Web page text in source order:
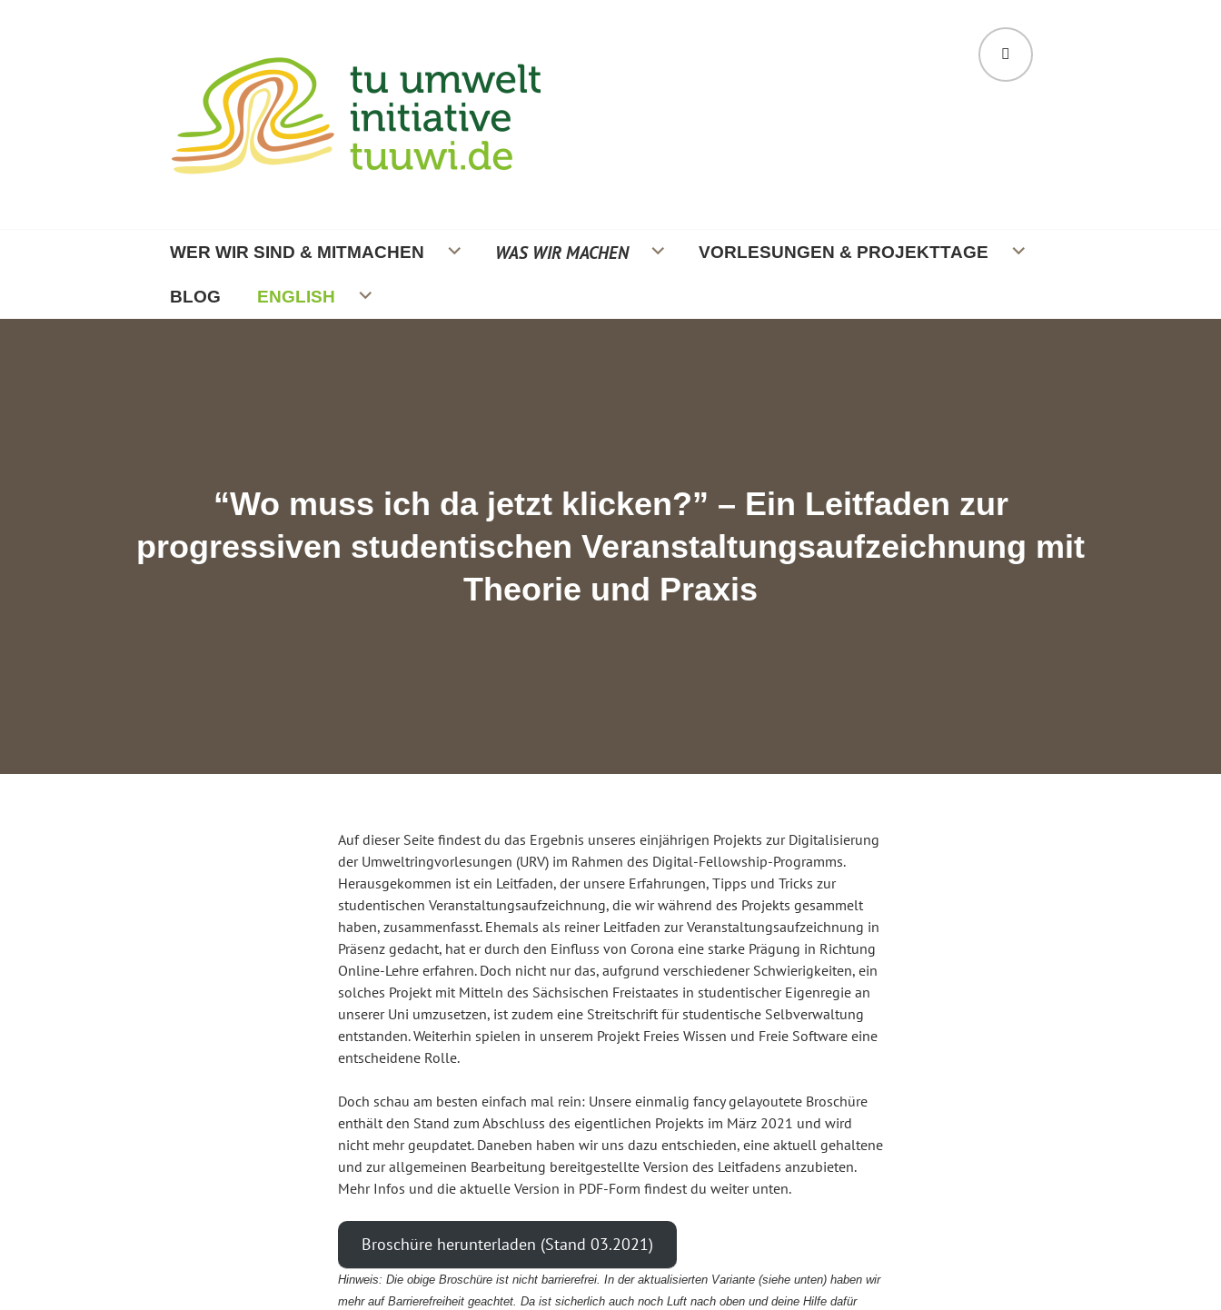
SUCHE
WER WIR SIND & MITMACHEN WAS WIR MACHEN VORLESUNGEN & PROJEKTTAGE
BLOG ENGLISH
“Wo muss ich da jetzt klicken?” – Ein Leitfaden zur
progressiven studentischen Veranstaltungsaufzeichnung mit
Theorie und Praxis
Auf dieser Seite findest du das Ergebnis unseres einjährigen Projekts zur Digitalisierung
der Umweltringvorlesungen (URV) im Rahmen des Digital-Fellowship-Programms.
Herausgekommen ist ein Leitfaden, der unsere Erfahrungen, Tipps und Tricks zur
studentischen Veranstaltungsaufzeichnung, die wir während des Projekts gesammelt
haben, zusammenfasst. Ehemals als reiner Leitfaden zur Veranstaltungsaufzeichnung in
Präsenz gedacht, hat er durch den Einfluss von Corona eine starke Prägung in Richtung
Online-Lehre erfahren. Doch nicht nur das, aufgrund verschiedener Schwierigkeiten, ein
solches Projekt mit Mitteln des Sächsischen Freistaates in studentischer Eigenregie an
unserer Uni umzusetzen, ist zudem eine Streitschrift für studentische Selbverwaltung
entstanden. Weiterhin spielen in unserem Projekt Freies Wissen und Freie Software eine
entscheidene Rolle.
Doch schau am besten einfach mal rein: Unsere einmalig fancy gelayoutete Broschüre
enthält den Stand zum Abschluss des eigentlichen Projekts im März 2021 und wird
nicht mehr geupdatet. Daneben haben wir uns dazu entschieden, eine aktuell gehaltene
und zur allgemeinen Bearbeitung bereitgestellte Version des Leitfadens anzubieten.
Mehr Infos und die aktuelle Version in PDF-Form findest du weiter unten.
Broschüre herunterladen (Stand 03.2021)
Hinweis: Die obige Broschüre ist nicht barrierefrei. In der aktualisierten Variante (siehe unten) haben wir
mehr auf Barrierefreiheit geachtet. Da ist sicherlich auch noch Luft nach oben und deine Hilfe dafür